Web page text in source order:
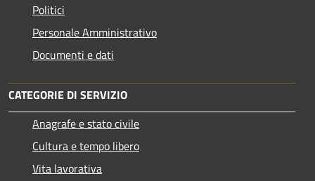
Politici
Personale Amministrativo
Documenti e dati
CATEGORIE DI SERVIZIO
Anagrafe e stato civile
Cultura e tempo libero
Vita lavorativa